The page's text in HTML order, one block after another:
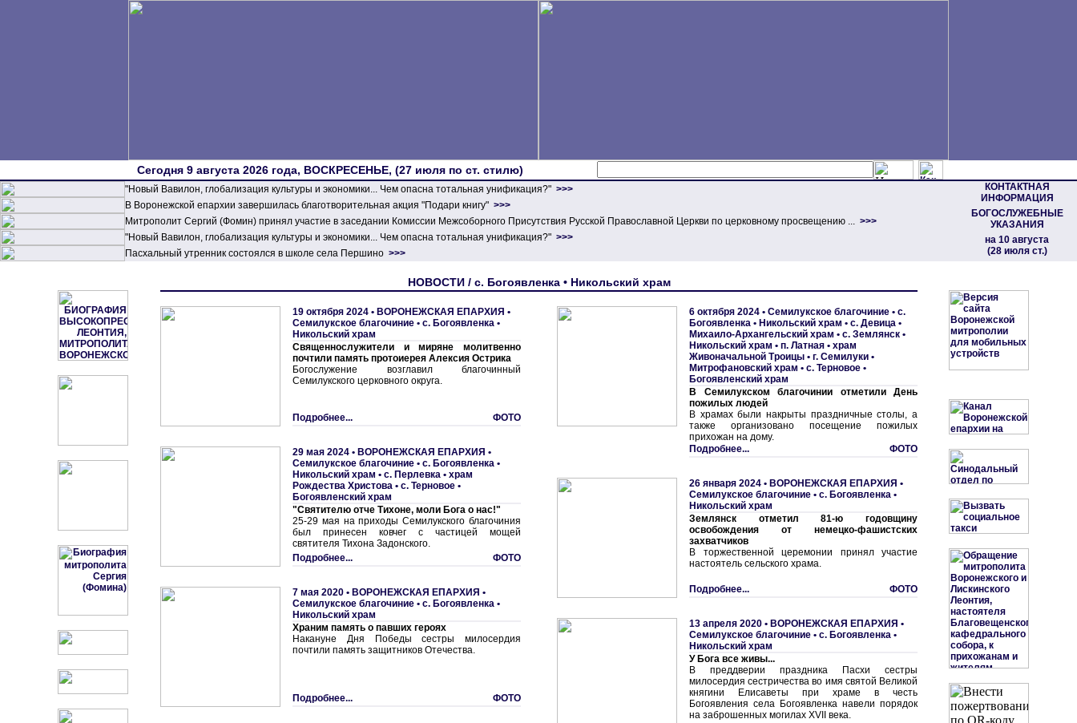
Сегодня 9 августа 2026 года, ВОСКРЕСЕНЬЕ, (27 июля по ст. стилю)
"Новый Вавилон, глобализация культуры и экономики... Чем опасна тотальная унификация?" >>>
КОНТАКТНАЯ
ИНФОРМАЦИЯ
БОГОСЛУЖЕБНЫЕ
УКАЗАНИЯ
на 10 августа
(28 июля ст.)
В Воронежской епархии завершилась благотворительная акция "Подари книгу" >>>
Митрополит Сергий (Фомин) принял участие в заседании Комиссии Межсоборного Присутствия Русской Православной Церкви по церковному просвещению ... >>>
"Новый Вавилон, глобализация культуры и экономики... Чем опасна тотальная унификация?" >>>
Пасхальный утренник состоялся в школе села Першино >>>
НОВОСТИ / с. Богоявленка • Никольский храм
19 октября 2024 • ВОРОНЕЖСКАЯ ЕПАРХИЯ •
Семилукское благочиние • с. Богоявленка •
Никольский храм
Священнослужители и миряне молитвенно
почтили память протоиерея Алексия Острика
Богослужение возглавил благочинный
Семилукского церковного округа.
Подробнее... ФОТО
29 мая 2024 • ВОРОНЕЖСКАЯ ЕПАРХИЯ •
Семилукское благочиние • с. Богоявленка •
Никольский храм • с. Перлевка • храм
Рождества Христова • с. Терновое •
Богоявленский храм
"Святителю отче Тихоне, моли Бога о нас!"
25-29 мая на приходы Семилукского благочиния
был принесен ковчег с частицей мощей
святителя Тихона Задонского.
Подробнее...
ФОТО
7 мая 2020 • ВОРОНЕЖСКАЯ ЕПАРХИЯ •
Семилукское благочиние • с. Богоявленка •
Никольский храм
Храним память о павших героях
Накануне Дня Победы сестры милосердия
почтили память защитников Отечества.
Подробнее... ФОТО
6 октября 2024 • Семилукское благочиние • с.
Богоявленка • Никольский храм • с. Девица •
Михаило-Архангельский храм • с. Землянск •
Никольский храм • п. Латная • храм
Живоначальной Троицы • г. Семилуки •
Митрофановский храм • с. Терновое •
Богоявленский храм
В Семилукском благочинии отметили День
пожилых людей
В храмах были накрыты праздничные столы, а
также организовано посещение пожилых
прихожан на дому.
Подробнее...
ФОТО
26 января 2024 • ВОРОНЕЖСКАЯ ЕПАРХИЯ •
Семилукское благочиние • с. Богоявленка •
Никольский храм
Землянск отметил 81-ю годовщину
освобождения от немецко-фашистских
захватчиков
В торжественной церемонии принял участие
настоятель сельского храма.
Подробнее... ФОТО
13 апреля 2020 • ВОРОНЕЖСКАЯ ЕПАРХИЯ •
Семилукское благочиние • с. Богоявленка •
Никольский храм
У Бога все живы...
В преддверии праздника Пасхи сестры
милосердия сестричества во имя святой Великой
княгини Елисаветы при храме в честь
Богоявления села Богоявленка навели порядок
на заброшенных могилах XVII века.